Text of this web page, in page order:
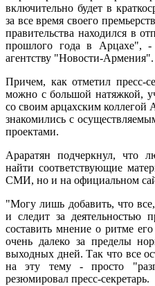
включительно будет в
за все время своего
правительства находился в
прошлого года в Арцахе", -
агентству "Новости-Армения".
Причем, как отметил пресс-
можно с большой натяжкой,
со своим арцахским
знакомились с
проектами.
Араратян подчеркнул, что
найти соответствующие
СМИ, но и на официальном
"Могу лишь добавить, что
и следит за деятельностью
составить мнение о ритме
очень далеко за пределы
выходных дней. Так что все
на эту тему - просто
резюмировал пресс-секретарь.